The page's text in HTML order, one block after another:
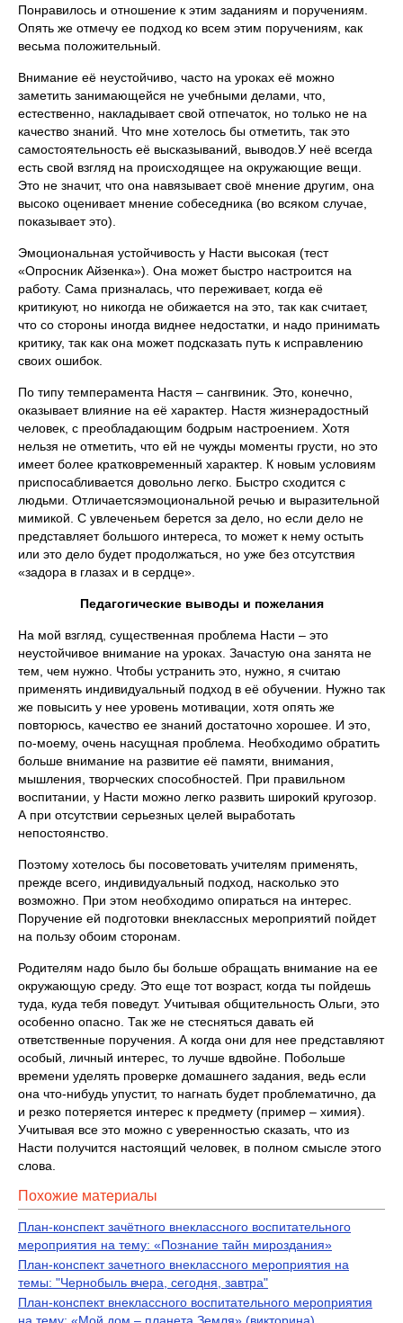
Понравилось и отношение к этим заданиям и поручениям.
Опять же отмечу ее подход ко всем этим поручениям, как
весьма положительный.
Внимание её неустойчиво, часто на уроках её можно
заметить занимающейся не учебными делами, что,
естественно, накладывает свой отпечаток, но только не на
качество знаний. Что мне хотелось бы отметить, так это
самостоятельность её высказываний, выводов.У неё всегда
есть свой взгляд на происходящее на окружающие вещи.
Это не значит, что она навязывает своё мнение другим, она
высоко оценивает мнение собеседника (во всяком случае,
показывает это).
Эмоциональная устойчивость у Насти высокая (тест
«Опросник Айзенка»). Она может быстро настроится на
работу. Сама призналась, что переживает, когда её
критикуют, но никогда не обижается на это, так как считает,
что со стороны иногда виднее недостатки, и надо принимать
критику, так как она может подсказать путь к исправлению
своих ошибок.
По типу темперамента Настя – сангвиник. Это, конечно,
оказывает влияние на её характер. Настя жизнерадостный
человек, с преобладающим бодрым настроением. Хотя
нельзя не отметить, что ей не чужды моменты грусти, но это
имеет более кратковременный характер. К новым условиям
приспосабливается довольно легко. Быстро сходится с
людьми. Отличаетсяэмоциональной речью и выразительной
мимикой. С увлеченьем берется за дело, но если дело не
представляет большого интереса, то может к нему остыть
или это дело будет продолжаться, но уже без отсутствия
«задора в глазах и в сердце».
Педагогические выводы и пожелания
На мой взгляд, существенная проблема Насти – это
неустойчивое внимание на уроках. Зачастую она занята не
тем, чем нужно. Чтобы устранить это, нужно, я считаю
применять индивидуальный подход в её обучении. Нужно так
же повысить у нее уровень мотивации, хотя опять же
повторюсь, качество ее знаний достаточно хорошее. И это,
по-моему, очень насущная проблема. Необходимо обратить
больше внимание на развитие её памяти, внимания,
мышления, творческих способностей. При правильном
воспитании, у Насти можно легко развить широкий кругозор.
А при отсутствии серьезных целей выработать
непостоянство.
Поэтому хотелось бы посоветовать учителям применять,
прежде всего, индивидуальный подход, насколько это
возможно. При этом необходимо опираться на интерес.
Поручение ей подготовки внеклассных мероприятий пойдет
на пользу обоим сторонам.
Родителям надо было бы больше обращать внимание на ее
окружающую среду. Это еще тот возраст, когда ты пойдешь
туда, куда тебя поведут. Учитывая общительность Ольги, это
особенно опасно. Так же не стесняться давать ей
ответственные поручения. А когда они для нее представляют
особый, личный интерес, то лучше вдвойне. Побольше
времени уделять проверке домашнего задания, ведь если
она что-нибудь упустит, то нагнать будет проблематично, да
и резко потеряется интерес к предмету (пример – химия).
Учитывая все это можно с уверенностью сказать, что из
Насти получится настоящий человек, в полном смысле этого
слова.
Похожие материалы
План-конспект зачётного внеклассного воспитательного
мероприятия на тему: «Познание тайн мироздания»
План-конспект зачетного внеклассного мероприятия на
темы: "Чернобыль вчера, сегодня, завтра"
План-конспект внеклассного воспитательного мероприятия